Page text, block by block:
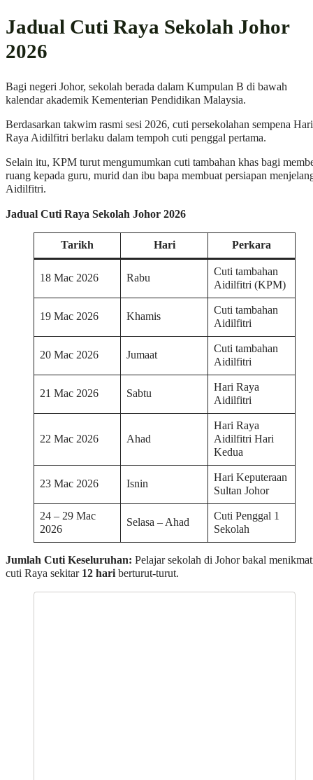
Jadual Cuti Raya Sekolah Johor
2026
Bagi negeri Johor, sekolah berada dalam Kumpulan B di bawah
kalendar akademik Kementerian Pendidikan Malaysia.
Berdasarkan takwim rasmi sesi 2026, cuti persekolahan sempena Hari
Raya Aidilfitri berlaku dalam tempoh cuti penggal pertama.
Selain itu, KPM turut mengumumkan cuti tambahan khas bagi
ruang kepada guru, murid dan ibu bapa membuat persiapan
Aidilfitri.
Jadual Cuti Raya Sekolah Johor 2026
Tarikh Hari Perkara
18 Mac 2026 Rabu
Cuti tambahan
Aidilfitri (KPM)
19 Mac 2026 Khamis
Cuti tambahan
Aidilfitri
20 Mac 2026 Jumaat
Cuti tambahan
Aidilfitri
21 Mac 2026 Sabtu
Hari Raya
Aidilfitri
22 Mac 2026 Ahad
Hari Raya
Aidilfitri Hari
Kedua
23 Mac 2026 Isnin
Hari Keputeraan
Sultan Johor
24 – 29 Mac
2026
Selasa – Ahad
Cuti Penggal 1
Sekolah
Jumlah Cuti Keseluruhan: Pelajar sekolah di Johor bakal
cuti Raya sekitar 12 hariberturut-turut.